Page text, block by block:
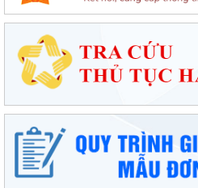
UBND đặc khu Cát Hải đánh giá kết
7, triển khai nhiệm vụ...
Đặc khu Cát Hải đẩy mạnh chuyển
dùng tiền mặt trong lĩnh vực du...
Đặc khu Cát Hải đẩy mạnh thực hiện
triển kinh tế tư nhân
Sinh hoạt chuyên đề gắn với học tập
lượng hoạt động của Chi bộ Cơ...